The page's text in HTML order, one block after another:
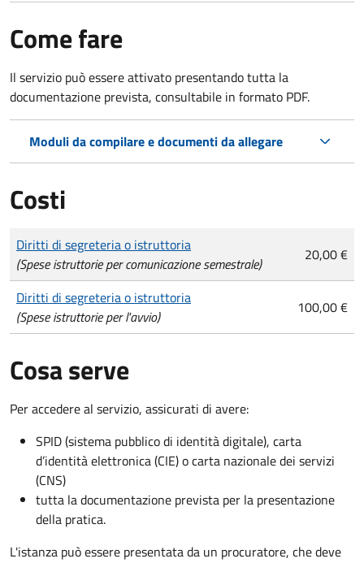
Come fare
Il servizio può essere attivato presentando tutta la
documentazione prevista, consultabile in formato PDF.
Moduli da compilare e documenti da allegare
Costi
Tipo di pagamento
Importo
Diritti di segreteria o istruttoria
(Spese istruttorie per comunicazione semestrale)
20,00 €
Diritti di segreteria o istruttoria
(Spese istruttorie per l'avvio)
100,00 €
Cosa serve
Per accedere al servizio, assicurati di avere:
SPID (sistema pubblico di identità digitale), carta
d’identità elettronica (CIE) o carta nazionale dei servizi
(CNS)
tutta la documentazione prevista per la presentazione
della pratica.
L'istanza può essere presentata da un procuratore, che deve